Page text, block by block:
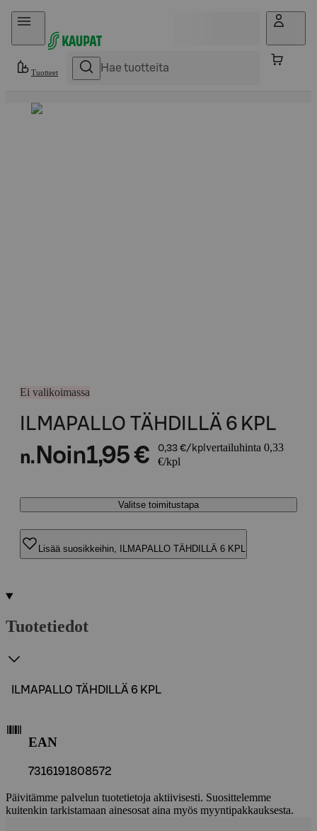
Hyppää sisältöön
Tuotteet
Ei valikoimassa
ILMAPALLO TÄHDILLÄ 6 KPL
n. Noin1,95 € 0,33 €/kpl vertailuhinta 0,33
€/kpl
Valitse toimitustapa
Lisää suosikkeihin, ILMAPALLO TÄHDILLÄ 6 KPL
Tuotetiedot
ILMAPALLO TÄHDILLÄ 6 KPL
EAN
7316191808572
Päivitämme palvelun tuotetietoja aktiivisesti. Suosittelemme
kuitenkin tarkistamaan ainesosat aina myös myyntipakkauksesta.